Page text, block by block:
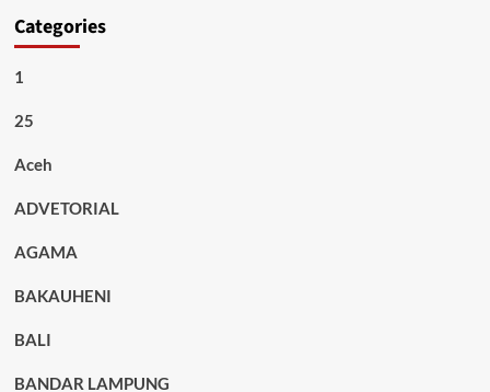
Categories
1
25
Aceh
ADVETORIAL
AGAMA
BAKAUHENI
BALI
BANDAR LAMPUNG